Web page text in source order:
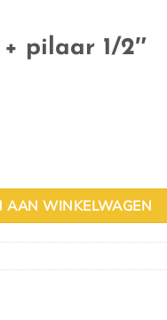
pilaar 1/2″
AAN WINKELWAGEN